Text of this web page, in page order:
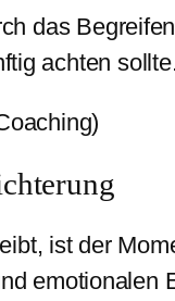
das
achten
ist der
emotionalen